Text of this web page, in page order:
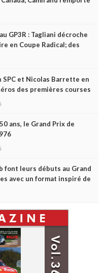
GP3R : Tagliani décroche
en Coupe Radical; des
et Nicolas Barrette en
des premières courses
ans, le Grand Prix de
font leurs débuts au Grand
avec un format inspiré de